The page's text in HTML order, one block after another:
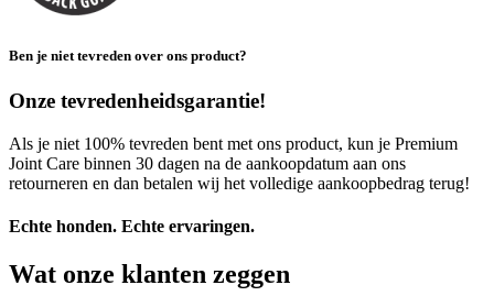
Ben je niet tevreden over ons product?
Onze tevredenheidsgarantie!
Als je niet 100% tevreden bent met ons product, kun je Premium
Joint Care binnen 30 dagen na de aankoopdatum aan ons
retourneren en dan betalen wij het volledige aankoopbedrag terug!
Echte honden. Echte ervaringen.
Wat onze klanten zeggen